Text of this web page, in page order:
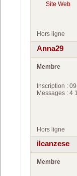
Site Web
Hors ligne
Anna29
Membre
Inscription :
Messages : 4
Hors ligne
ilcanzese
Membre